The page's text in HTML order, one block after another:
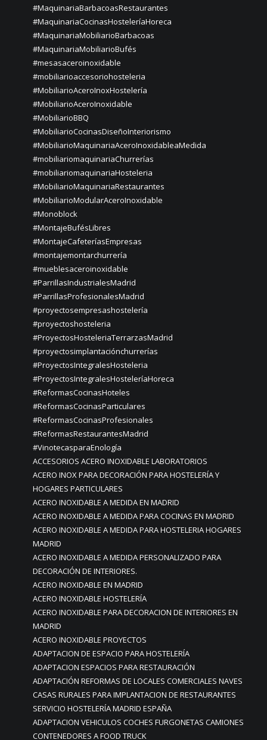
#MaquinariaBarbacoasRestaurantes
#MaquinariaCocinasHosteleríaHoreca
#MaquinariaMobiliarioBarbacoas
#MaquinariaMobiliarioBufés
#mesasaceroinoxidable
#mobiliarioaccesoriohosteleria
#MobiliarioAceroInoxHostelería
#MobiliarioAceroInoxidable
#MobiliarioBBQ
#MobiliarioCocinasDiseñoInteriorismo
#MobiliarioMaquinariaAceroInoxidableaMedida
#mobiliariomaquinariaChurrerías
#mobiliariomaquinariaHosteleria
#MobiliarioMaquinariaRestaurantes
#MobiliarioModularAceroInoxidable
#Monoblock
#MontajeBufésLibres
#MontajeCafeteríasEmpresas
#montajemontarchurrería
#mueblesaceroinoxidable
#ParrillasIndustrialesMadrid
#ParrillasProfesionalesMadrid
#proyectosempresashostelería
#proyectoshosteleria
#ProyectosHosteleriaTerrarzasMadrid
#proyectosimplantaciónchurrerías
#ProyectosIntegralesHosteleria
#ProyectosIntegralesHosteleríaHoreca
#ReformasCocinasHoteles
#ReformasCocinasParticulares
#ReformasCocinasProfesionales
#ReformasRestaurantesMadrid
#VinotecasparaEnología
ACCESORIOS ACERO INOXIDABLE LABORATORIOS
ACERO INOX PARA DECORACIÓN PARA HOSTELERÍA Y
HOGARES PARTICULARES
ACERO INOXIDABLE A MEDIDA EN MADRID
ACERO INOXIDABLE A MEDIDA PARA COCINAS EN MADRID
ACERO INOXIDABLE A MEDIDA PARA HOSTELERIA HOGARES
MADRID
ACERO INOXIDABLE A MEDIDA PERSONALIZADO PARA
DECORACIÓN DE INTERIORES.
ACERO INOXIDABLE EN MADRID
ACERO INOXIDABLE HOSTELERÍA
ACERO INOXIDABLE PARA DECORACION DE INTERIORES EN
MADRID
ACERO INOXIDABLE PROYECTOS
ADAPTACION DE ESPACIO PARA HOSTELERÍA
ADAPTACION ESPACIOS PARA RESTAURACIÓN
ADAPTACIÓN REFORMAS DE LOCALES COMERCIALES NAVES
CASAS RURALES PARA IMPLANTACION DE RESTAURANTES
SERVICIO HOSTELERÍA MADRID ESPAÑA
ADAPTACION VEHICULOS COCHES FURGONETAS CAMIONES
CONTENEDORES A FOOD TRUCK